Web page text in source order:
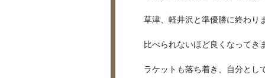
草津、軽井沢と準優勝に終わり
比べられないほど良くなってき
ラケットも落ち着き、自分とし